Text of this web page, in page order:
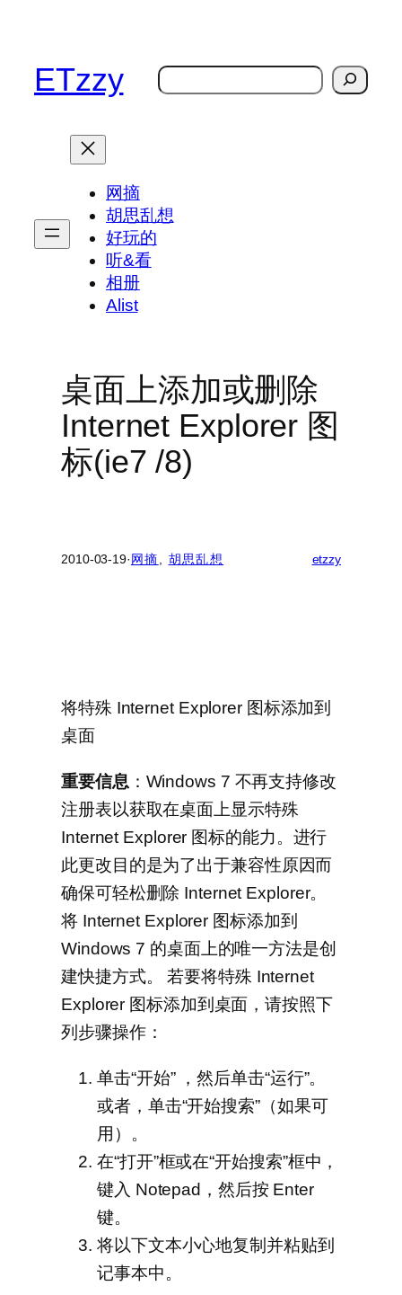
ETzzy
搜
网摘
胡思乱想
好玩的
听&看
相册
Alist
桌面上添加或删除
Internet Explorer 图
标(ie7 /8)
2010-03-19·网摘 胡思乱想 etzzy
将特殊 Internet Explorer 图标添加到
桌面
重要信息 ：Windows 7 不再支持修改
注册表以获取在桌面上显示特殊
Internet Explorer 图标的能力。进行
此更改目的是为了出于兼容性原因而
确保可轻松删除 Internet Explorer。
将 Internet Explorer 图标添加到
Windows 7 的桌面上的唯一方法是创
建快捷方式。 若要将特殊 Internet
Explorer 图标添加到桌面，请按照下
列步骤操作：
单击“开始” ，然后单击“运行”。
或者，单击“开始搜索”（如果可
用）。
在“打开”框或在“开始搜索”框中，
键入 Notepad，然后按 Enter
键。
将以下文本小心地复制并粘贴到
记事本中。